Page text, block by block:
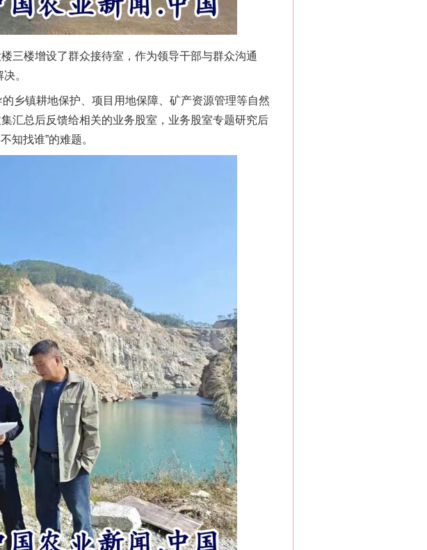
三楼增设了群众接待室，作为领导干部与群众沟通
。
乡镇耕地保护、项目用地保障、矿产资源管理等自然
汇总后反馈给相关的业务股室，业务股室专题研究后
找谁”的难题。
“神药”背后的真相
法官巧妙执行解纠纷